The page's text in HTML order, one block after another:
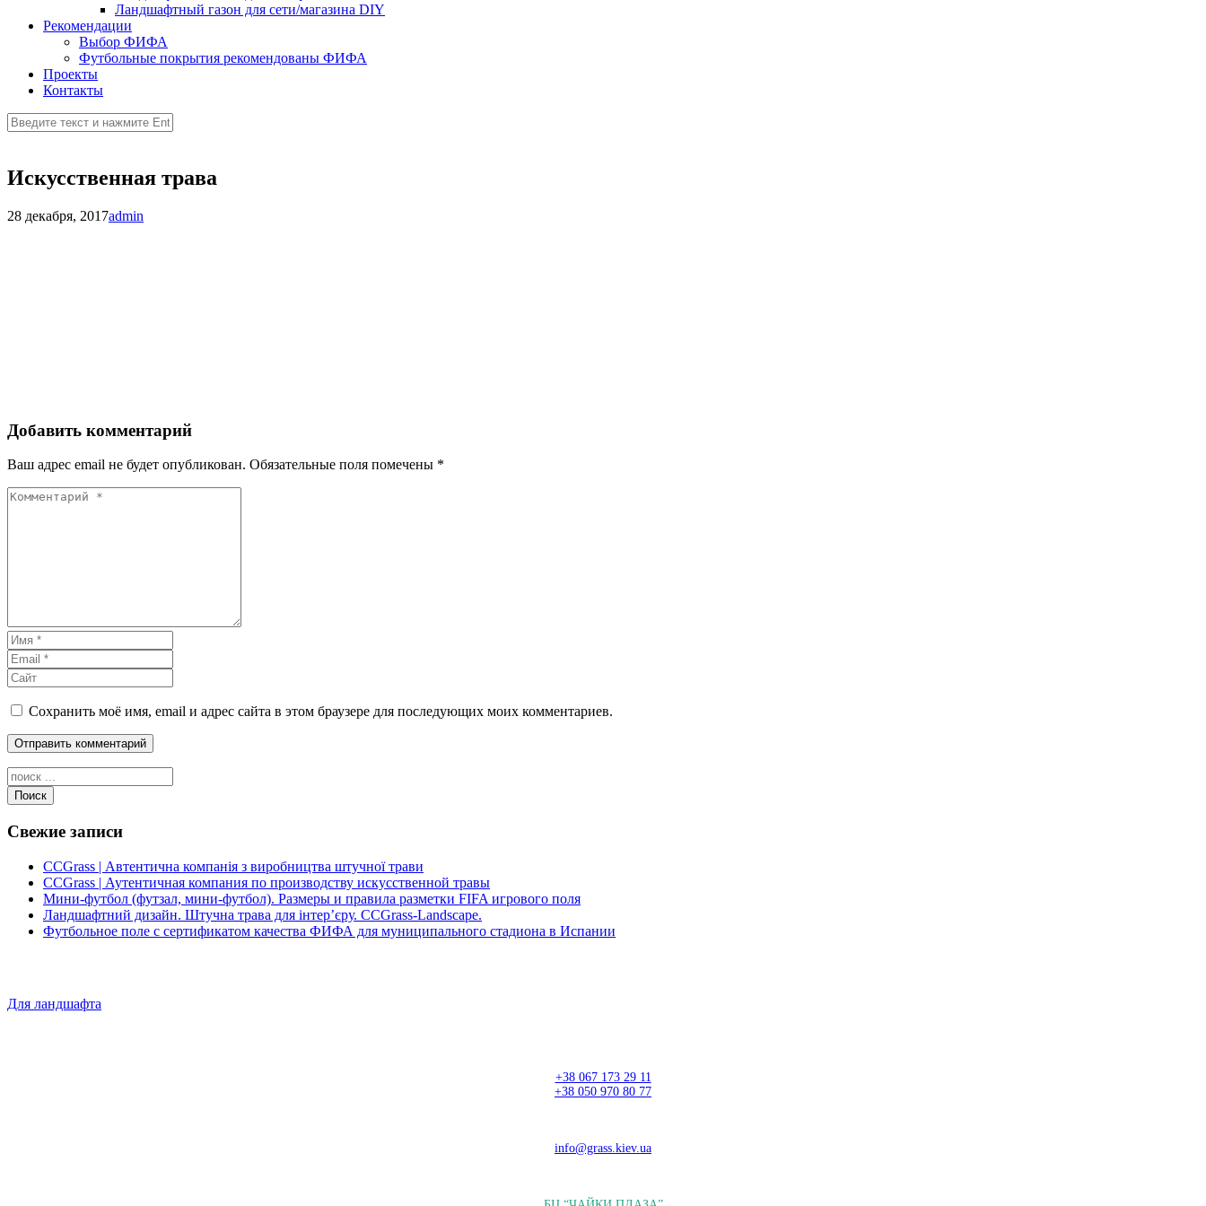
Ландшафтный газон для сети/магазина DIY
Рекомендации
Выбор ФИФА
Футбольные покрытия рекомендованы ФИФА
Проекты
Контакты
Искусственная трава
28 декабря, 2017admin
Добавить комментарий
Ваш адрес email не будет опубликован. Обязательные поля помечены *
Сохранить моё имя, email и адрес сайта в этом браузере для последующих моих комментариев.
Поиск
Свежие записи
CCGrass | Автентична компанія з виробництва штучної трави
CCGrass | Аутентичная компания по производству искусственной травы
Мини-футбол (футзал, мини-футбол). Размеры и правила разметки FIFA игрового поля
Ландшафтний дизайн. Штучна трава для інтер’єру. CCGrass-Landscape.
Футбольное поле с сертификатом качества ФИФА для муниципального стадиона в Испании
Для ландшафта
+38 067 173 29 11
+38 050 970 80 77
info@grass.kiev.ua